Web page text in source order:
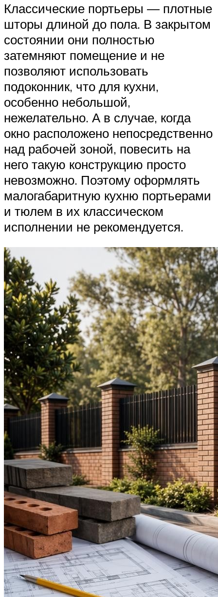
Классические портьеры ― плотные
шторы длиной до пола. В закрытом
состоянии они полностью
затемняют помещение и не
позволяют использовать
подоконник, что для кухни,
особенно небольшой,
нежелательно. А в случае, когда
окно расположено непосредственно
над рабочей зоной, повесить на
него такую конструкцию просто
невозможно. Поэтому оформлять
малогабаритную кухню портьерами
и тюлем в их классическом
исполнении не рекомендуется.